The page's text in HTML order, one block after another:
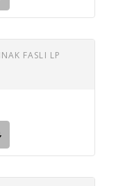
FASLI LP